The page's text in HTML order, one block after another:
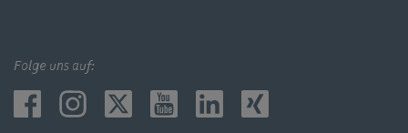
Folge uns auf: